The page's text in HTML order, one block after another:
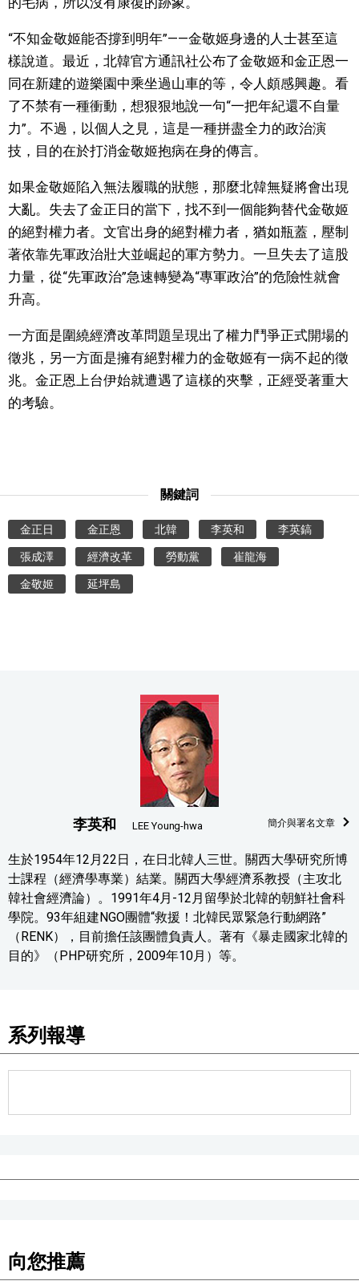
“不知金敬姬能否撐到明年”——金敬姬身邊的人士甚至這
樣說道。最近，北韓官方通訊社公布了金敬姬和金正恩一
同在新建的遊樂園中乘坐過山車的等，令人頗感興趣。看
了不禁有一種衝動，想狠狠地說一句“一把年紀還不自量
力”。不過，以個人之見，這是一種拼盡全力的政治演
技，目的在於打消金敬姬抱病在身的傳言。
如果金敬姬陷入無法履職的狀態，那麼北韓無疑將會出現
大亂。失去了金正日的當下，找不到一個能夠替代金敬姬
的絕對權力者。文官出身的絕對權力者，猶如瓶蓋，壓制
著依靠先軍政治壯大並崛起的軍方勢力。一旦失去了這股
力量，從“先軍政治”急速轉變為“專軍政治”的危險性就會
升高。
一方面是圍繞經濟改革問題呈現出了權力鬥爭正式開場的
徵兆，另一方面是擁有絕對權力的金敬姬有一病不起的徵
兆。金正恩上台伊始就遭遇了這樣的夾擊，正經受著重大
的考驗。
關鍵詞
金正日 金正恩 北韓 李英和 李英鎬
張成澤 經濟改革 勞動黨 崔龍海
金敬姬 延坪島
李英和 LEE Young-hwa 簡介與署名文章
生於1954年12月22日，在日北韓人三世。關西大學研究所博
士課程（經濟學專業）結業。關西大學經濟系教授（主攻北
韓社會經濟論）。1991年4月-12月留學於北韓的朝鮮社會科
學院。93年組建NGO團體“救援！北韓民眾緊急行動網路”
（RENK），目前擔任該團體負責人。著有《暴走國家北韓的
目的》（PHP研究所，2009年10月）等。
系列報導
向您推薦